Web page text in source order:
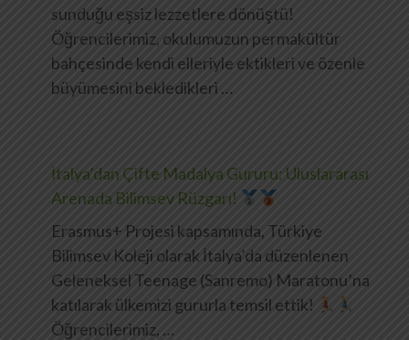
sunduğu eşsiz lezzetlere dönüştü!
Öğrencilerimiz, okulumuzun permakültür
bahçesinde kendi elleriyle ektikleri ve özenle
büyümesini bekledikleri …
İtalya’dan Çifte Madalya Gururu: Uluslararası
Arenada Bilimsev Rüzgarı!
Erasmus+ Projesi kapsamında, Türkiye
Bilimsev Koleji olarak İtalya’da düzenlenen
Geleneksel Teenage (Sanremo) Maratonu’na
katılarak ülkemizi gururla temsil ettik!
Öğrencilerimiz, …